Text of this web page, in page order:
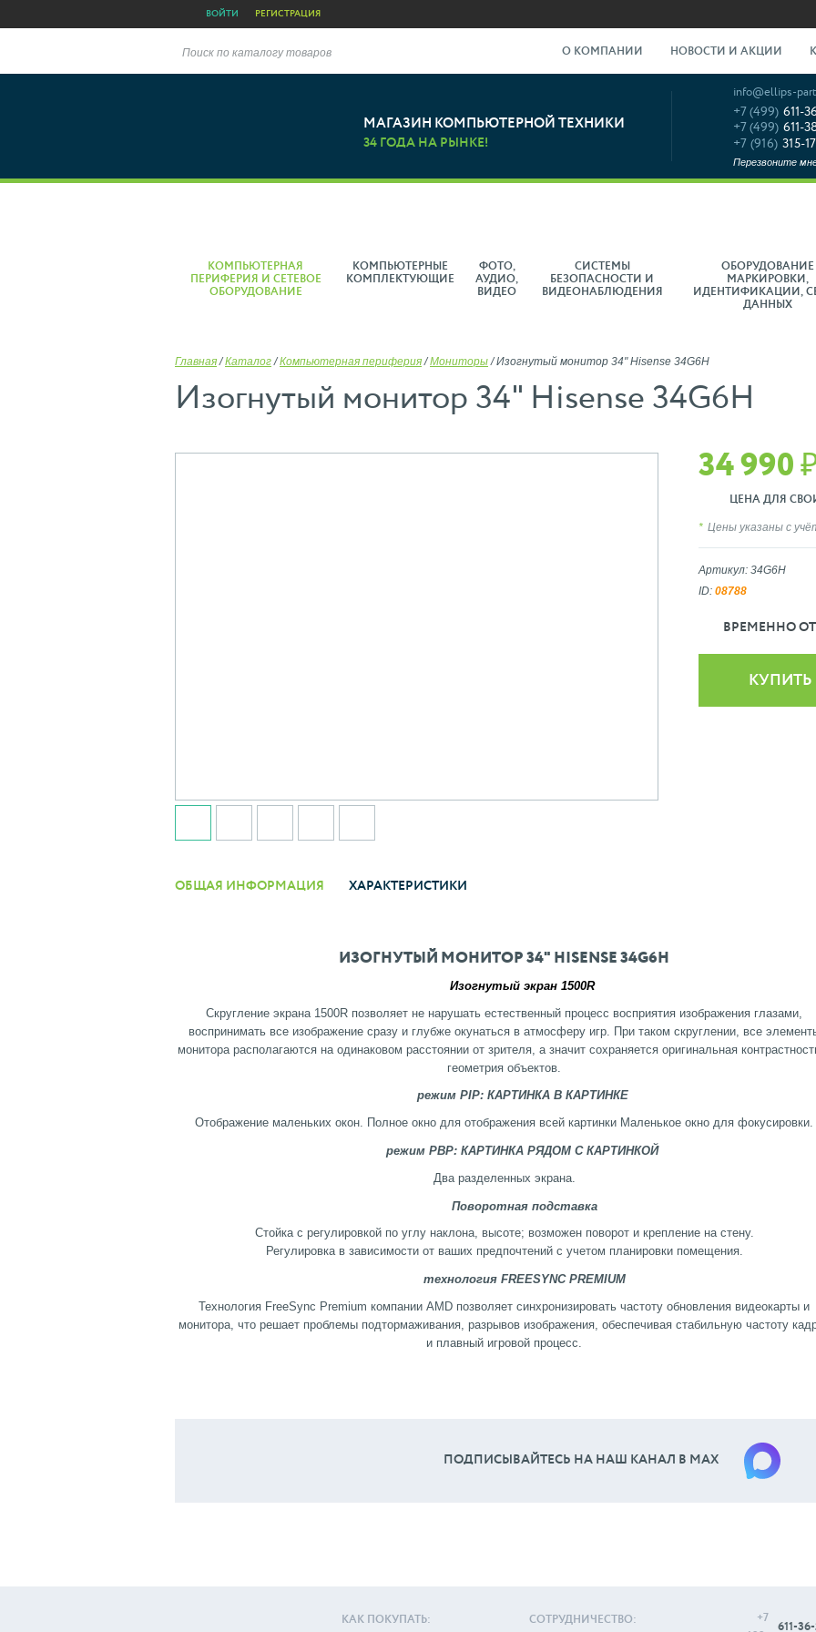
ВОЙТИ РЕГИСТРАЦИЯ
Поиск по каталогу товаров О КОМПАНИИ НОВОСТИ И АКЦИИ
МАГАЗИН КОМПЬЮТЕРНОЙ ТЕХНИКИ
34 ГОДА НА РЫНКЕ!
info@ellips-
+7 (499) 611-
+7 (499) 611-
+7 (916) 315-
Перезвоните
КОМПЬЮТЕРНАЯ
ПЕРИФЕРИЯ И СЕТЕВОЕ
ОБОРУДОВАНИЕ
КОМПЬЮТЕРНЫЕ
КОМПЛЕКТУЮЩИЕ
ФОТО,
АУДИО,
ВИДЕО
СИСТЕМЫ
БЕЗОПАСНОСТИ И
ВИДЕОНАБЛЮДЕНИЯ
ОБОРУДОВАНИЕ
МАРКИРОВКИ,
ИДЕНТИФИКАЦИИ,
ДАННЫХ
Главная /Каталог /Компьютерная периферия /Мониторы /Изогнутый монитор 34" Hisense 34G6H
Изогнутый монитор 34" Hisense 34G6H
34 990
ЦЕНА ДЛЯ
Цены указаны с
Артикул: 34G6H
ID: 08788
ВРЕМЕННО
КУПИТЬ
ОБЩАЯ ИНФОРМАЦИЯ ХАРАКТЕРИСТИКИ
ИЗОГНУТЫЙ МОНИТОР 34" HISENSE 34G6H
Изогнутый экран 1500R
Скругление экрана 1500R позволяет не нарушать естественный процесс восприятия изображения глазами,
воспринимать все изображение сразу и глубже окунаться в атмосферу игр. При таком скруглении, все
монитора располагаются на одинаковом расстоянии от зрителя, а значит сохраняется оригинальная
геометрия объектов.
режим PIP: КАРТИНКА В КАРТИНКЕ
Отображение маленьких окон. Полное окно для отображения всей картинки Маленькое окно для фокусировки.
режим PBP: КАРТИНКА РЯДОМ С КАРТИНКОЙ
Два разделенных экрана.
Поворотная подставка
Стойка с регулировкой по углу наклона, высоте; возможен поворот и крепление на стену.
Регулировка в зависимости от ваших предпочтений с учетом планировки помещения.
технология FREESYNC PREMIUM
Технология FreeSync Premium компании AMD позволяет синхронизировать частоту обновления видеокарты и
монитора, что решает проблемы подтормаживания, разрывов изображения, обеспечивая стабильную частоту
и плавный игровой процесс.
ПОДПИСЫВАЙТЕСЬ НА НАШ КАНАЛ В МАХ
КАК ПОКУПАТЬ: СОТРУДНИЧЕСТВО:
+7
611-36-